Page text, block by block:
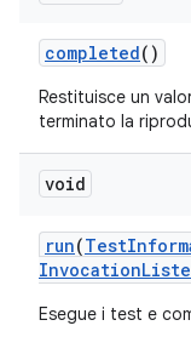
completed()
Restituisce un
terminato la
void
run(Test
Invocation
Esegue i test e